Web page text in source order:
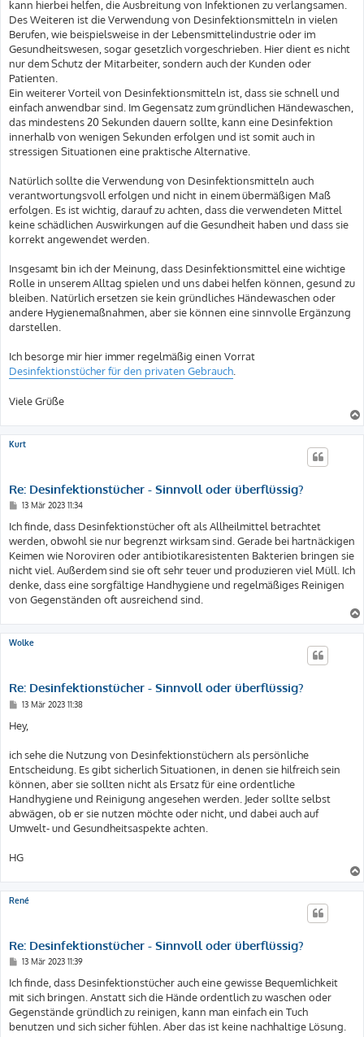
kann hierbei helfen, die Ausbreitung von Infektionen zu verlangsamen.
Des Weiteren ist die Verwendung von Desinfektionsmitteln in vielen
Berufen, wie beispielsweise in der Lebensmittelindustrie oder im
Gesundheitswesen, sogar gesetzlich vorgeschrieben. Hier dient es nicht
nur dem Schutz der Mitarbeiter, sondern auch der Kunden oder
Patienten.
Ein weiterer Vorteil von Desinfektionsmitteln ist, dass sie schnell und
einfach anwendbar sind. Im Gegensatz zum gründlichen Händewaschen,
das mindestens 20 Sekunden dauern sollte, kann eine Desinfektion
innerhalb von wenigen Sekunden erfolgen und ist somit auch in
stressigen Situationen eine praktische Alternative.
Natürlich sollte die Verwendung von Desinfektionsmitteln auch
verantwortungsvoll erfolgen und nicht in einem übermäßigen Maß
erfolgen. Es ist wichtig, darauf zu achten, dass die verwendeten Mittel
keine schädlichen Auswirkungen auf die Gesundheit haben und dass sie
korrekt angewendet werden.
Insgesamt bin ich der Meinung, dass Desinfektionsmittel eine wichtige
Rolle in unserem Alltag spielen und uns dabei helfen können, gesund zu
bleiben. Natürlich ersetzen sie kein gründliches Händewaschen oder
andere Hygienemaßnahmen, aber sie können eine sinnvolle Ergänzung
darstellen.
Ich besorge mir hier immer regelmäßig einen Vorrat
Desinfektionstücher für den privaten Gebrauch
Viele Grüße
Kurt
Re: Desinfektionstücher - Sinnvoll oder überflüssig?
B
i
t
r
a
g
13 Mär 2023 11:34
Ich finde, dass Desinfektionstücher oft als Allheilmittel betrachtet
werden, obwohl sie nur begrenzt wirksam sind. Gerade bei hartnäckigen
Keimen wie Noroviren oder antibiotikaresistenten Bakterien bringen sie
nicht viel. Außerdem sind sie oft sehr teuer und produzieren viel Müll. Ich
denke, dass eine sorgfältige Handhygiene und regelmäßiges Reinigen
von Gegenständen oft ausreichend sind.
Wolke
Re: Desinfektionstücher - Sinnvoll oder überflüssig?
B
i
t
a
g
13 Mär 2023 11:38
Hey,
ich sehe die Nutzung von Desinfektionstüchern als persönliche
Entscheidung. Es gibt sicherlich Situationen, in denen sie hilfreich sein
können, aber sie sollten nicht als Ersatz für eine ordentliche
Handhygiene und Reinigung angesehen werden. Jeder sollte selbst
abwägen, ob er sie nutzen möchte oder nicht, und dabei auch auf
Umwelt- und Gesundheitsaspekte achten.
HG
René
Re: Desinfektionstücher - Sinnvoll oder überflüssig?
B
i
t
r
a
g
13 Mär 2023 11:39
Ich finde, dass Desinfektionstücher auch eine gewisse Bequemlichkeit
mit sich bringen. Anstatt sich die Hände ordentlich zu waschen oder
Gegenstände gründlich zu reinigen, kann man einfach ein Tuch
benutzen und sich sicher fühlen. Aber das ist keine nachhaltige Lösung.